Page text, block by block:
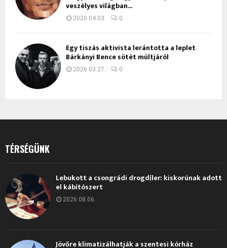
veszélyes világban...
2026.04.03. 0
Egy tiszás aktivista lerántotta a leplet
Bárkányi Bence sötét múltjáról
2026.03.27. 0
TÉRSÉGÜNK
Lebukott a csongrádi drogdíler: kiskorúnak adott
el kábítószert
2026.08.06.
Jövőre klimatizálhatják a szentesi kórház